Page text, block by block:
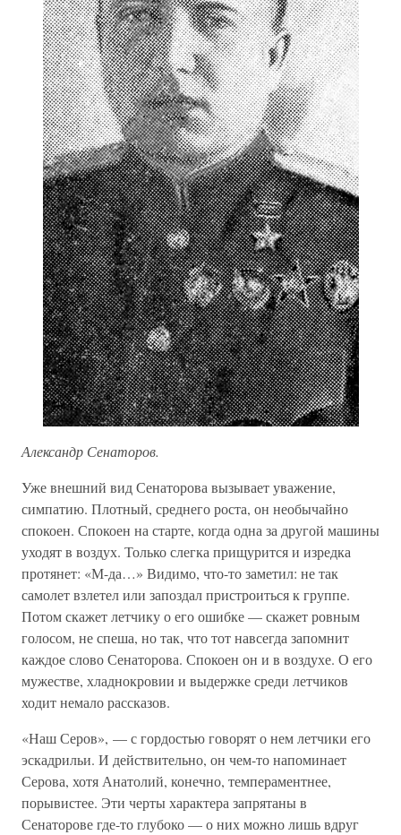
Александр Сенаторов.
Уже внешний вид Сенаторова вызывает уважение,
симпатию. Плотный, среднего роста, он необычайно
спокоен. Спокоен на старте, когда одна за другой машины
уходят в воздух. Только слегка прищурится и изредка
протянет: «М-да…» Видимо, что-то заметил: не так
самолет взлетел или запоздал пристроиться к группе.
Потом скажет летчику о его ошибке — скажет ровным
голосом, не спеша, но так, что тот навсегда запомнит
каждое слово Сенаторова. Спокоен он и в воздухе. О его
мужестве, хладнокровии и выдержке среди летчиков
ходит немало рассказов.
«Наш Серов», — с гордостью говорят о нем летчики его
эскадрильи. И действительно, он чем-то напоминает
Серова, хотя Анатолий, конечно, темпераментнее,
порывистее. Эти черты характера запрятаны в
Сенаторове где-то глубоко — о них можно лишь вдруг